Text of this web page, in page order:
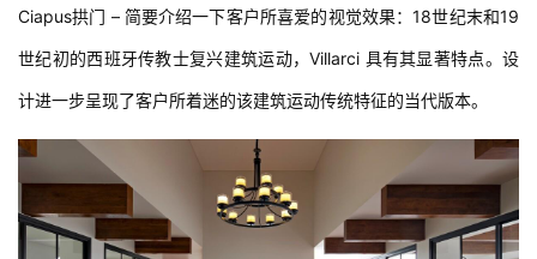
Ciapus拱门 – 简要介绍一下客户所喜爱的视觉效果：18世纪末和19
世纪初的西班牙传教士复兴建筑运动，Villarci 具有其显著特点。设
计进一步呈现了客户所着迷的该建筑运动传统特征的当代版本。